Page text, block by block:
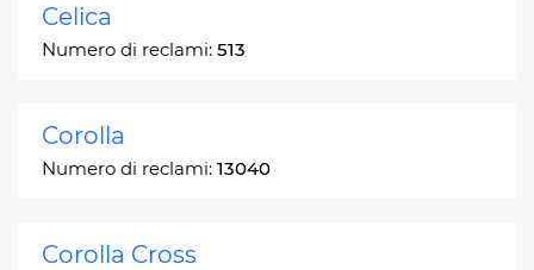
Celica
Numero di reclami: 513
Corolla
Numero di reclami: 13040
Corolla Cross